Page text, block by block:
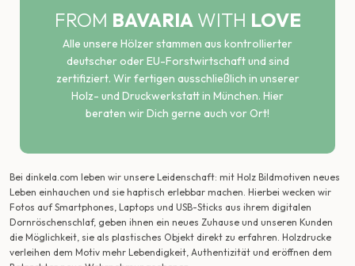
FROM BAVARIAWITH LOVE
Alle unsere Hölzer stammen aus kontrollierter
deutscher oder EU-Forstwirtschaft und sind
zertifiziert. Wir fertigen ausschließlich in unserer
Holz- und Druckwerkstatt in München. Hier
beraten wir Dich gerne auch vor Ort!
Bei dinkela.com leben wir unsere Leidenschaft: mit Holz Bildmotiven neues
Leben einhauchen und sie haptisch erlebbar machen. Hierbei wecken wir
Fotos auf Smartphones, Laptops und USB-Sticks aus ihrem digitalen
Dornröschenschlaf, geben ihnen ein neues Zuhause und unseren Kunden
die Möglichkeit, sie als plastisches Objekt direkt zu erfahren. Holzdrucke
verleihen dem Motiv mehr Lebendigkeit, Authentizität und eröffnen dem